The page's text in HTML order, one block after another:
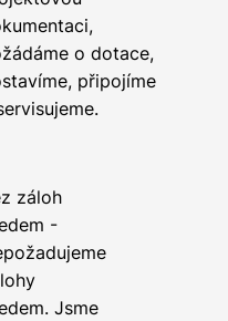
o dotace,
připojíme
záloh
-
Jsme